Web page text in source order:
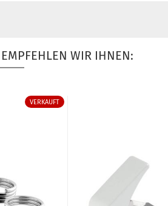
WIR IHNEN:
VERKAUFT